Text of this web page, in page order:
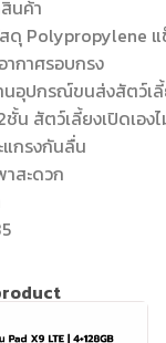
นค้า
Polypropylene แ
ากาศรอบกรง
อุปกรณ์ขนส่งสัตว์เลี้
น สัตว์เลี้ยงเปิดเอง
กรงกันลื่น
สะดวก